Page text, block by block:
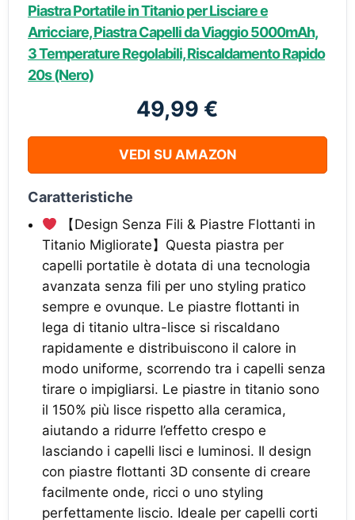
Piastra Portatile in Titanio per Lisciare e
Arricciare, Piastra Capelli da Viaggio 5000mAh,
3 Temperature Regolabili, Riscaldamento Rapido
20s (Nero)
49,99 €
VEDI SU AMAZON
Caratteristiche
【Design Senza Fili & Piastre Flottanti in
Titanio Migliorate】Questa piastra per
capelli portatile è dotata di una tecnologia
avanzata senza fili per uno styling pratico
sempre e ovunque. Le piastre flottanti in
lega di titanio ultra-lisce si riscaldano
rapidamente e distribuiscono il calore in
modo uniforme, scorrendo tra i capelli senza
tirare o impigliarsi. Le piastre in titanio sono
il 150% più lisce rispetto alla ceramica,
aiutando a ridurre l’effetto crespo e
lasciando i capelli lisci e luminosi. Il design
con piastre flottanti 3D consente di creare
facilmente onde, ricci o uno styling
perfettamente liscio. Ideale per capelli corti